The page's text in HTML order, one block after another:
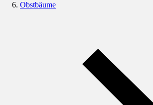
Obstbäume